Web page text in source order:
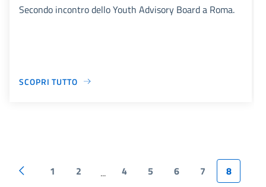
Secondo incontro dello Youth Advisory Board a Roma.
SCOPRI TUTTO
1 2 ... 4 5 6 7
8